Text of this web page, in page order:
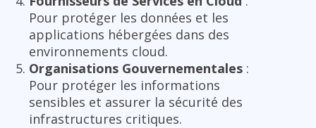
Pour protéger les données et les
applications hébergées dans des
environnements cloud.
Organisations Gouvernementales :
Pour protéger les informations
sensibles et assurer la sécurité des
infrastructures critiques.